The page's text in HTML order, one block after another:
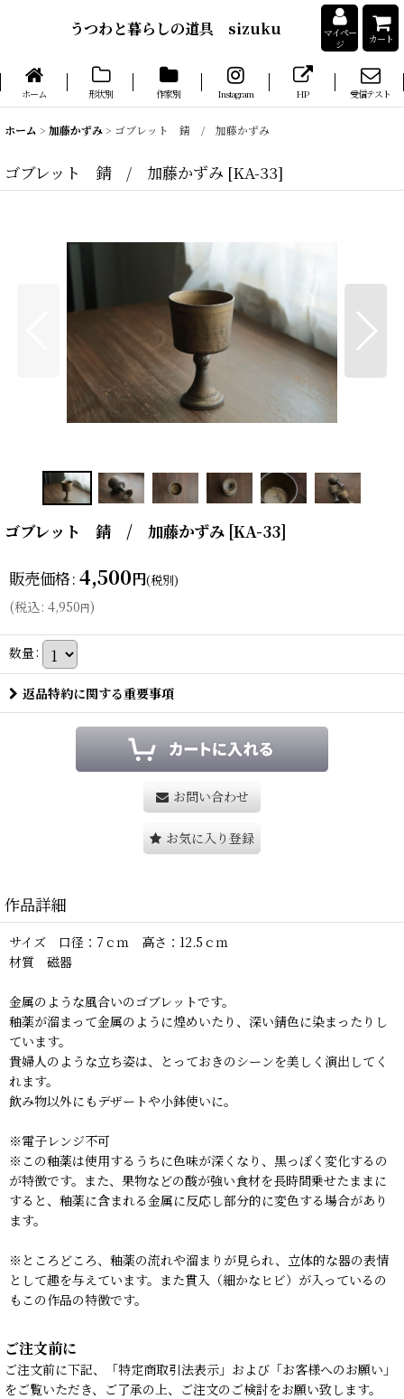
うつわと暮らしの道具 sizuku
マイペー
ジ
カート
ホーム 形状別 作家別 Instagram HP 受信テスト
ホーム > 加藤かずみ> ゴブレット 錆 / 加藤かずみ
ゴブレット 錆 / 加藤かずみ [KA-33]
ゴブレット 錆 / 加藤かずみ [KA-33]
販売価格: 4,500円(税別)
(税込: 4,950円)
数量:
返品特約に関する重要事項
お問い合わせ
お気に入り登録
作品詳細
サイズ 口径：7ｃｍ 高さ：12.5ｃｍ
材質 磁器
金属のような風合いのゴブレットです。
釉薬が溜まって金属のように煌めいたり、深い錆色に染まったりし
ています。
貴婦人のような立ち姿は、とっておきのシーンを美しく演出してく
れます。
飲み物以外にもデザートや小鉢使いに。
※電子レンジ不可
※この釉薬は使用するうちに色味が深くなり、黒っぽく変化するの
が特徴です。また、果物などの酸が強い食材を長時間乗せたままに
すると、釉薬に含まれる金属に反応し部分的に変色する場合があり
ます。
※ところどころ、釉薬の流れや溜まりが見られ、立体的な器の表情
として趣を与えています。また貫入（細かなヒビ）が入っているの
もこの作品の特徴です。
ご注文前に
ご注文前に下記、「特定商取引法表示」および「お客様へのお願い」
をご覧いただき、ご了承の上、ご注文のご検討をお願い致します。